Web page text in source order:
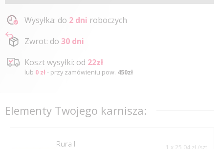
Wysyłka: do 2 dni roboczych
Zwrot: do 30 dni
Koszt wysyłki: od 22zł
lub 0 zł- przy zamówieniu pow. 450zł
Elementy Twojego karnisza:
rura I 1 x 25,04 zł /szt